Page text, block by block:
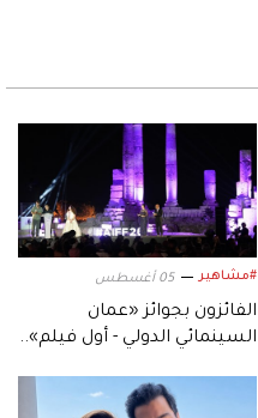
#مشاهير 05 أغسطس
الفائزون بجوائز «عمان
السينمائي الدولي - أول فيلم»..